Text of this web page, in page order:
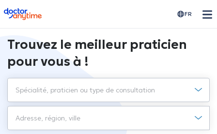
doctoranytime FR
Trouvez le meilleur praticien
pour vous à !